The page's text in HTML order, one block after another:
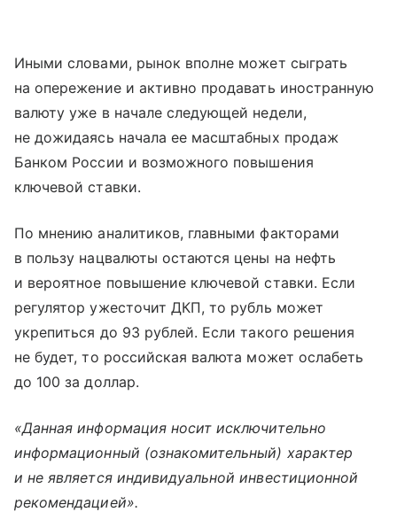
Иными словами, рынок вполне может сыграть
на опережение и активно продавать иностранную
валюту уже в начале следующей недели,
не дожидаясь начала ее масштабных продаж
Банком России и возможного повышения
ключевой ставки.
По мнению аналитиков, главными факторами
в пользу нацвалюты остаются цены на нефть
и вероятное повышение ключевой ставки. Если
регулятор ужесточит ДКП, то рубль может
укрепиться до 93 рублей. Если такого решения
не будет, то российская валюта может ослабеть
до 100 за доллар.
«Данная информация носит исключительно
информационный (ознакомительный) характер
и не является индивидуальной инвестиционной
рекомендацией».